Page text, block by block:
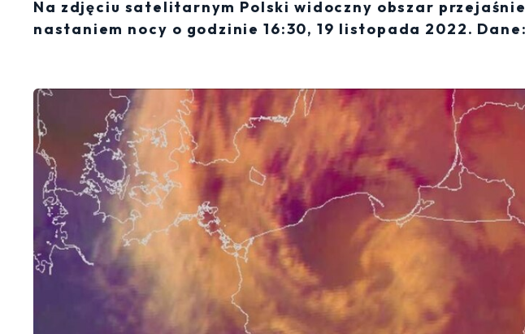
Na zdjęciu satelitarnym Polski widoczny obszar
nastaniem nocy o godzinie 16:30, 19 listopada 2022.